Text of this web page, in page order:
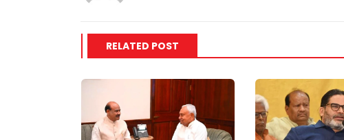
RELATED POST